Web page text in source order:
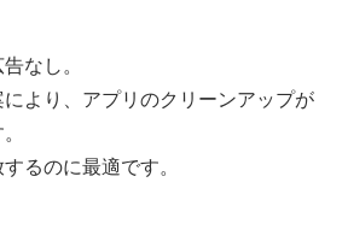
なし。
より、アプリのクリーンアップが
るのに最適です。